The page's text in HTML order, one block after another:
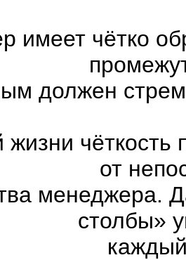
имеет чётко
должен
чёткость
от
менеджера.
столбы»